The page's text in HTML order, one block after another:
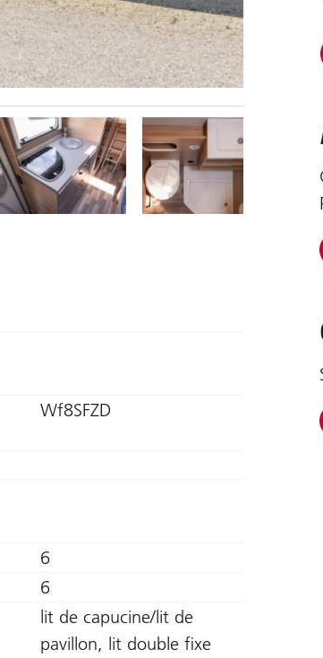
Wf8SFZD
6
6
lit de capucine/lit de
pavillon, lit double fixe